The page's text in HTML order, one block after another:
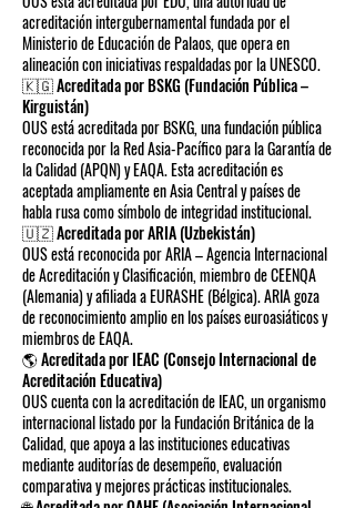
acreditación intergubernamental fundada por el
Ministerio de Educación de Palaos, que opera en
alineación con iniciativas respaldadas por la UNESCO.
🇰🇬 Acreditada por BSKG (Fundación Pública –
Kirguistán)
OUS está acreditada por BSKG, una fundación pública
reconocida por la Red Asia-Pacífico para la Garantía de
la Calidad (APQN) y EAQA. Esta acreditación es
aceptada ampliamente en Asia Central y países de
habla rusa como símbolo de integridad institucional.
🇺🇿 Acreditada por ARIA (Uzbekistán)
OUS está reconocida por ARIA – Agencia Internacional
de Acreditación y Clasificación, miembro de CEENQA
(Alemania) y afiliada a EURASHE (Bélgica). ARIA goza
de reconocimiento amplio en los países euroasiáticos y
miembros de EAQA.
🌎 Acreditada por IEAC (Consejo Internacional de
Acreditación Educativa)
OUS cuenta con la acreditación de IEAC, un organismo
internacional listado por la Fundación Británica de la
Calidad, que apoya a las instituciones educativas
mediante auditorías de desempeño, evaluación
comparativa y mejores prácticas institucionales.